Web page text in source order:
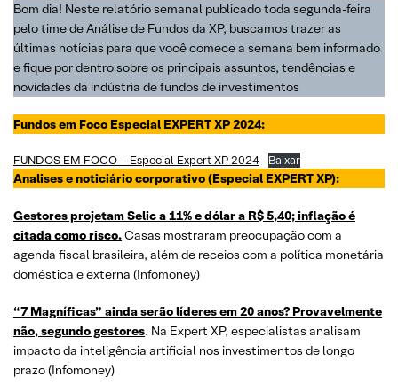
Bom dia! Neste relatório semanal publicado toda segunda-feira
pelo time de Análise de Fundos da XP, buscamos trazer as
últimas notícias para que você comece a semana bem informado
e fique por dentro sobre os principais assuntos, tendências e
novidades da indústria de fundos de investimentos
Fundos em Foco Especial EXPERT XP 2024:
FUNDOS EM FOCO – Especial Expert XP 2024 Baixar
Analises e noticiário corporativo (Especial EXPERT XP):
Gestores projetam Selic a 11% e dólar a R$ 5,40; inflação é
citada como risco.Casas mostraram preocupação com a
agenda fiscal brasileira, além de receios com a política monetária
doméstica e externa (Infomoney)
“7 Magníficas” ainda serão líderes em 20 anos? Provavelmente
não, segundo gestores. Na Expert XP, especialistas analisam
impacto da inteligência artificial nos investimentos de longo
prazo (Infomoney)